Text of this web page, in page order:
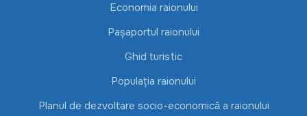
Economia raionului
Pașaportul raionului
Ghid turistic
Populația raionului
Planul de dezvoltare socio-economică a raionului